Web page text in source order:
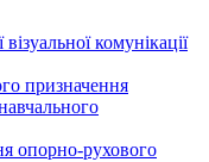
комунікації
призначення
опорно-рухового